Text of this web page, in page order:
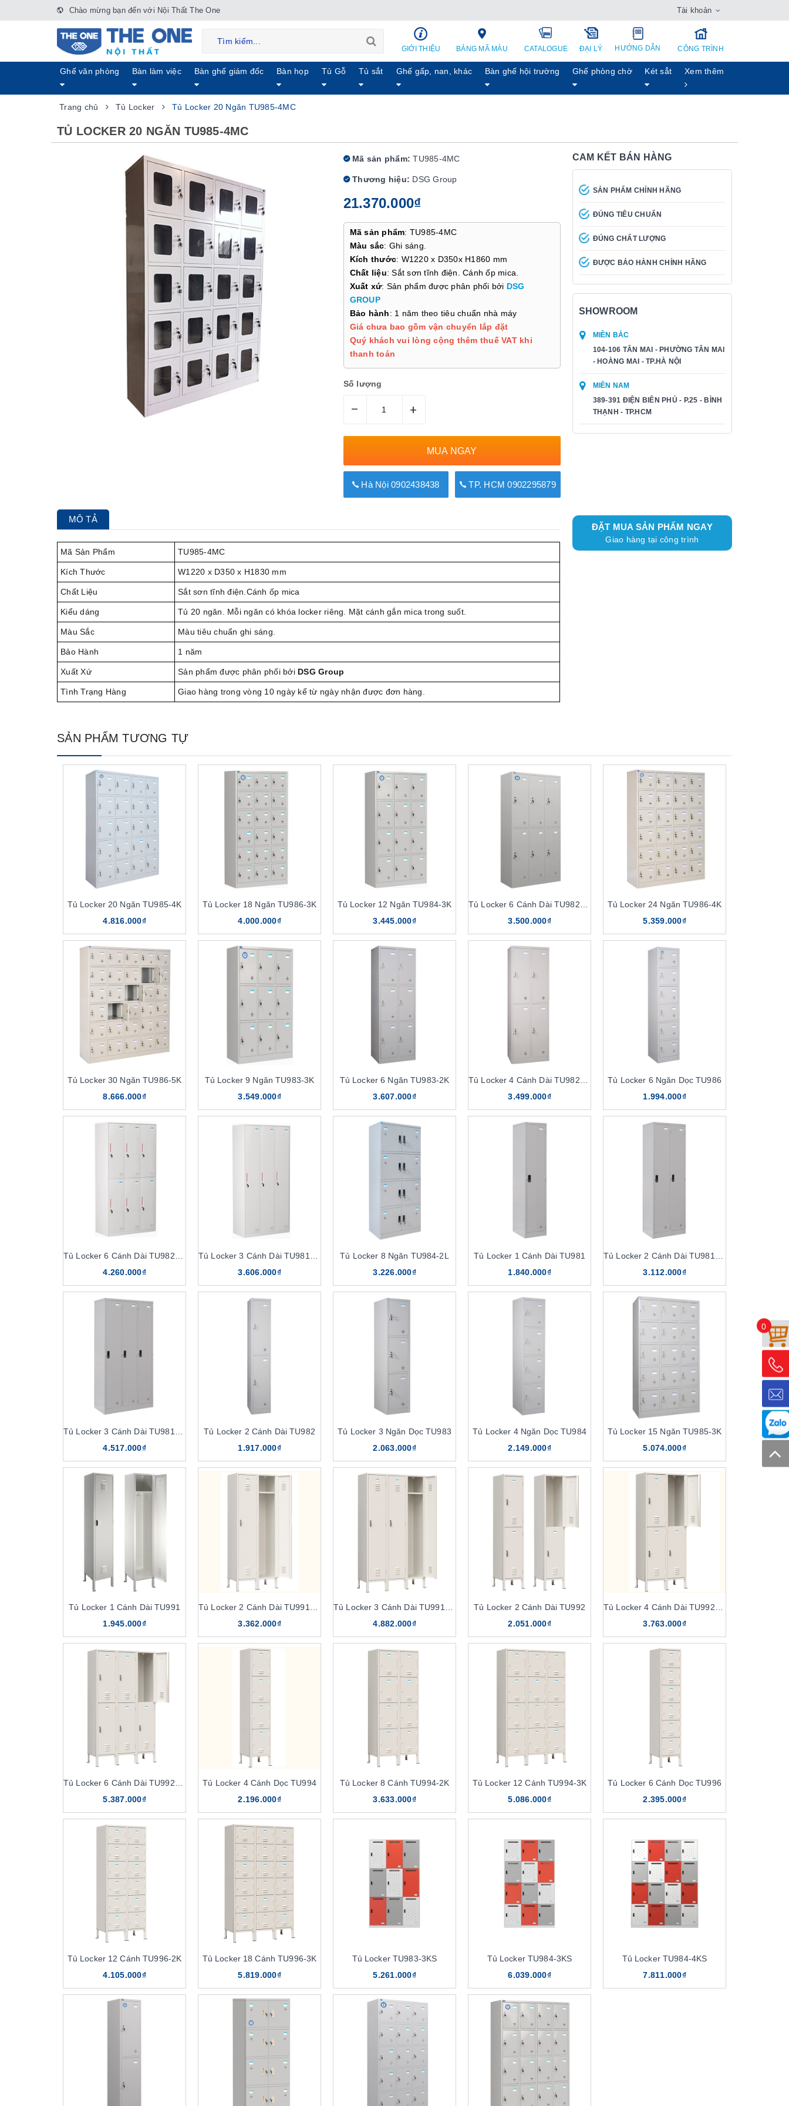
Chào mừng bạn đến với Nội Thất The One Tài khoản
GIỚI THIỆU BẢNG MÃ MÀU CATALOGUE ĐẠI LÝ HƯỚNG DẪN CÔNG TRÌNH
Ghế văn phòng Bàn làm việc Bàn ghế giám đốc Bàn họp Tủ Gỗ Tủ sắt Ghế gấp, nan, khác Bàn ghế hội trường Ghế phòng chờ Két sẳt Xem thêm
Trang chủ Tủ Locker Tủ Locker 20 Ngăn TU985-4MC
TỦ LOCKER 20 NGĂN TU985-4MC
Mã sản phẩm: TU985-4MC
Thương hiệu: DSG Group
21.370.000₫
Mã sản phẩm: TU985-4MC
Màu sắc: Ghi sáng.
Kích thước: W1220 x D350x H1860 mm
Chất liệu: Sắt sơn tĩnh điện. Cánh ốp mica.
Xuất xứ: Sản phẩm được phân phối bởi DSG
GROUP
Bảo hành: 1 năm theo tiêu chuẩn nhà máy
Giá chưa bao gồm vận chuyển lắp đặt
Quý khách vui lòng cộng thêm thuế VAT khi
thanh toán
Số lượng
– +
MUA NGAY
Hà Nội 0902438438 TP. HCM 0902295879
CAM KẾT BÁN HÀNG
SẢN PHẨM CHÍNH HÃNG
ĐÚNG TIÊU CHUẨN
ĐÚNG CHẤT LƯỢNG
ĐƯỢC BẢO HÀNH CHÍNH HÃNG
SHOWROOM
MIỀN BẮC
104-106 TÂN MAI - PHƯỜNG TÂN MAI
- HOÀNG MAI - TP.HÀ NỘI
MIỀN NAM
389-391 ĐIỆN BIÊN PHỦ - P.25 - BÌNH
THẠNH - TP.HCM
MÔ TẢ
Mã Sản Phẩm TU985-4MC
Kích Thước W1220 x D350 x H1830 mm
Chất Liệu Sắt sơn tĩnh điện.Cánh ốp mica
Kiểu dáng Tủ 20 ngăn. Mỗi ngăn có khóa locker riêng. Mặt cánh gắn mica trong suốt.
Màu Sắc Màu tiêu chuẩn ghi sáng.
Bảo Hành 1 năm
Xuất Xứ Sản phẩm được phân phối bởi DSG Group
Tình Trạng Hàng Giao hàng trong vòng 10 ngày kể từ ngày nhận được đơn hàng.
ĐẶT MUA SẢN PHẨM NGAY
Giao hàng tại công trình
SẢN PHẨM TƯƠNG TỰ
Tủ Locker 20 Ngăn TU985-4K
4.816.000₫
Tủ Locker 18 Ngăn TU986-3K
4.000.000₫
Tủ Locker 12 Ngăn TU984-3K
3.445.000₫
Tủ Locker 6 Cánh Dài TU982-3K
3.500.000₫
Tủ Locker 24 Ngăn TU986-4K
5.359.000₫
Tủ Locker 30 Ngăn TU986-5K
8.666.000₫
Tủ Locker 9 Ngăn TU983-3K
3.549.000₫
Tủ Locker 6 Ngăn TU983-2K
3.607.000₫
Tủ Locker 4 Cánh Dài TU982-2K
3.499.000₫
Tủ Locker 6 Ngăn Dọc TU986
1.994.000₫
Tủ Locker 6 Cánh Dài TU982-3KD
4.260.000₫
Tủ Locker 3 Cánh Dài TU981-3KD
3.606.000₫
Tủ Locker 8 Ngăn TU984-2L
3.226.000₫
Tủ Locker 1 Cánh Dài TU981
1.840.000₫
Tủ Locker 2 Cánh Dài TU981-2K
3.112.000₫
Tủ Locker 3 Cánh Dài TU981-3K
4.517.000₫
Tủ Locker 2 Cánh Dài TU982
1.917.000₫
Tủ Locker 3 Ngăn Dọc TU983
2.063.000₫
Tủ Locker 4 Ngăn Dọc TU984
2.149.000₫
Tủ Locker 15 Ngăn TU985-3K
5.074.000₫
Tủ Locker 1 Cánh Dài TU991
1.945.000₫
Tủ Locker 2 Cánh Dài TU991-2K
3.362.000₫
Tủ Locker 3 Cánh Dài TU991-3K
4.882.000₫
Tủ Locker 2 Cánh Dài TU992
2.051.000₫
Tủ Locker 4 Cánh Dài TU992-2K
3.763.000₫
Tủ Locker 6 Cánh Dài TU992-3K
5.387.000₫
Tủ Locker 4 Cánh Dọc TU994
2.196.000₫
Tủ Locker 8 Cánh TU994-2K
3.633.000₫
Tủ Locker 12 Cánh TU994-3K
5.086.000₫
Tủ Locker 6 Cánh Dọc TU996
2.395.000₫
Tủ Locker 12 Cánh TU996-2K
4.105.000₫
Tủ Locker 18 Cánh TU996-3K
5.819.000₫
Tủ Locker TU983-3KS
5.261.000₫
Tủ Locker TU984-3KS
6.039.000₫
Tủ Locker TU984-4KS
7.811.000₫
0